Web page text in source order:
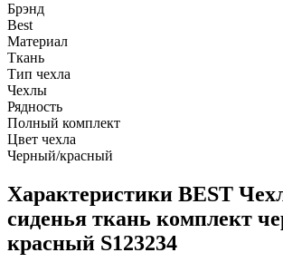
Брэнд
Best
Материал
Ткань
Тип чехла
Чехлы
Рядность
Полный комплект
Цвет чехла
Черный/красный
Характеристики BEST
сиденья ткань комплект
красный S123234